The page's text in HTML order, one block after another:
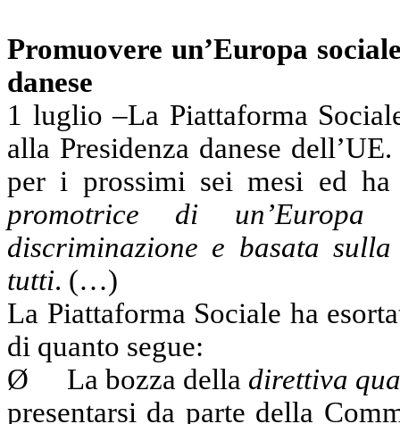
Promuovere un’Europa
danese
1 luglio –La Piattaforma
alla Presidenza danese
per i prossimi sei mesi ed ha
promotrice di un’Europa
discriminazione e basata
tutti. (…)
La Piattaforma Sociale ha
di quanto segue:
Ø
La bozza della direttiva
presentarsi da parte della